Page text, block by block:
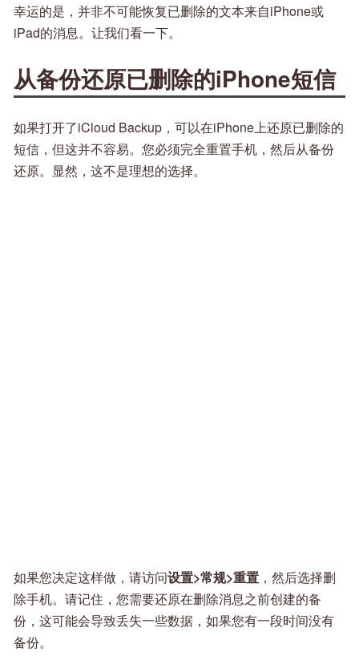
幸运的是，并非不可能恢复已删除的文本来自iPhone或
iPad的消息。让我们看一下。
从备份还原已删除的iPhone短信
如果打开了iCloud Backup，可以在iPhone上还原已删除的
短信，但这并不容易。您必须完全重置手机，然后从备份
还原。显然，这不是理想的选择。
如果您决定这样做，请访问设置>常规>重置 ，然后选择删
除手机。请记住，您需要还原在删除消息之前创建的备
份，这可能会导致丢失一些数据，如果您有一段时间没有
备份。